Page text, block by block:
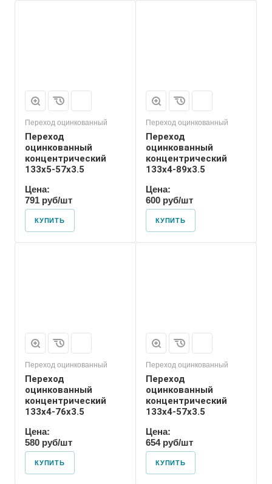
Переход оцинкованный
Переход
оцинкованный
концентрический
133х5-57х3.5
Цена:
791 руб/шт
КУПИТЬ
Переход оцинкованный
Переход
оцинкованный
концентрический
133х4-89х3.5
Цена:
600 руб/шт
КУПИТЬ
Переход оцинкованный
Переход
оцинкованный
концентрический
133х4-76х3.5
Цена:
580 руб/шт
КУПИТЬ
Переход оцинкованный
Переход
оцинкованный
концентрический
133х4-57х3.5
Цена:
654 руб/шт
КУПИТЬ